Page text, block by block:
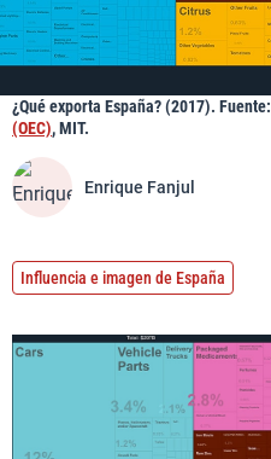
¿Qué exporta España? (2017). Fuente:
(OEC), MIT.
Enrique Fanjul
Influencia e imagen de España